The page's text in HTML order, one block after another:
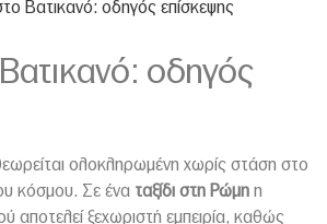
οδηγός
ολοκληρωμένη χωρίς στάση στο
κόσμου. Σε ένα ταξίδι στη Ρώμη η
αποτελεί ξεχωριστή εμπειρία, καθώς